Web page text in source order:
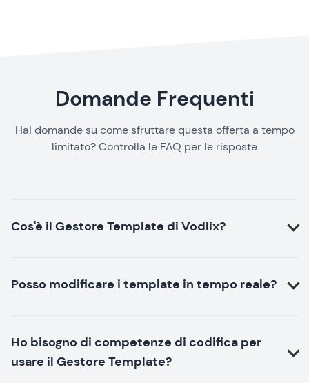
Domande Frequenti
Hai domande su come sfruttare questa offerta a tempo
limitato? Controlla le FAQ per le risposte
Cos'è il Gestore Template di Vodlix?
Posso modificare i template in tempo reale?
Ho bisogno di competenze di codifica per
usare il Gestore Template?